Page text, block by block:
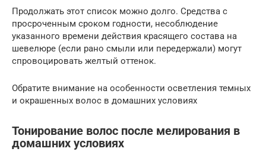
Продолжать этот список можно долго. Средства с
просроченным сроком годности, несоблюдение
указанного времени действия красящего состава на
шевелюре (если рано смыли или передержали) могут
спровоцировать желтый оттенок.
Обратите внимание на особенности осветления темных
и окрашенных волос в домашних условиях
Тонирование волос после мелирования в
домашних условиях